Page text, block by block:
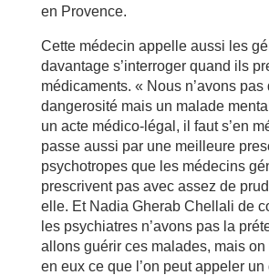
en Provence.
Cette médecin appelle aussi les
davantage s’interroger quand ils
médicaments. « Nous n’avons pas
dangerosité mais un malade
un acte médico-légal, il faut s’en
passe aussi par une meilleure
psychotropes que les médecins
prescrivent pas avec assez de
elle. Et Nadia Gherab Chellali de
les psychiatres n’avons pas la
allons guérir ces malades, mais on
en eux ce que l’on peut appeler